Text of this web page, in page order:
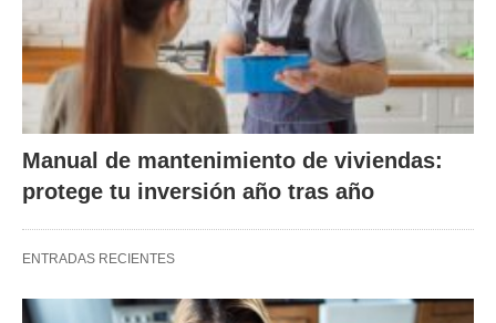
Manual de mantenimiento de viviendas:
protege tu inversión año tras año
ENTRADAS RECIENTES